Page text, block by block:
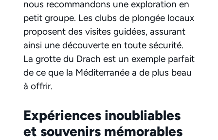
nous recommandons une exploration en
petit groupe. Les clubs de plongée locaux
proposent des visites guidées, assurant
ainsi une découverte en toute sécurité.
La grotte du Drach est un exemple parfait
de ce que la Méditerranée a de plus beau
à offrir.
Expériences inoubliables
et souvenirs mémorables